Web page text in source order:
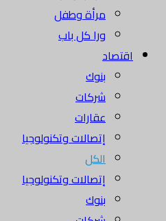
مرأة وطفل
ورا كل باب
اقتصاد
بنوك
شركات
عقارات
إتصالات وتكنولوجيا
الكل
إتصالات وتكنولوجيا
بنوك